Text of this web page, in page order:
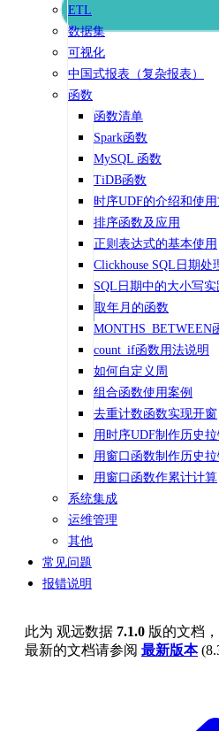
ETL
数据集
可视化
中国式报表（复杂报表）
函数
函数清单
Spark函数
MySQL 函数
TiDB函数
时序UDF的介绍和使
排序函数及应用
正则表达式的基本使用
Clickhouse SQL日期
SQL日期中的大小写实
取年月的函数
MONTHS_BETWEEN
count_if函数用法说明
如何自定义周
组合函数使用案例
去重计数函数实现开窗
用时序UDF制作历史
用窗口函数制作历史
用窗口函数作累计计算
系统集成
运维管理
其他
常见问题
报错说明
此为 观远数据 7.1.0 版的文档
最新的文档请参阅 最新版本(